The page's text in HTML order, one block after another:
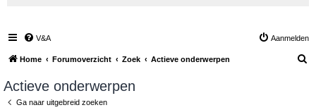
V&A Aanmelden
Home Forumoverzicht Zoek Actieve onderwerpen
Actieve onderwerpen
Ga naar uitgebreid zoeken